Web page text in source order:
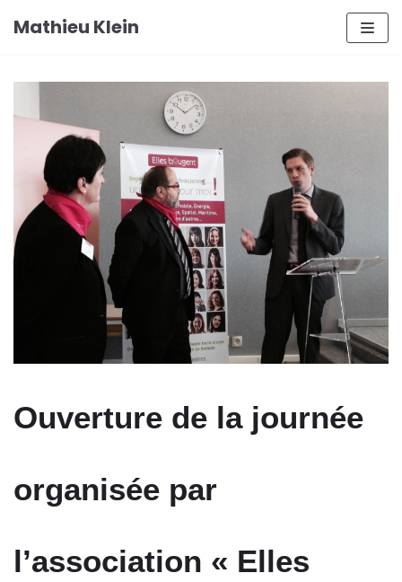
Aller
Mathieu Klein
Ouverture de la journée
organisée par
l’association « Elles